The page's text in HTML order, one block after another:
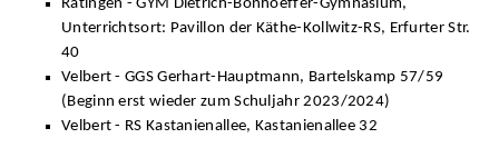
Ratingen - GYM Dietrich-Bonhoeffer-Gymnasium,
Unterrichtsort: Pavillon der Käthe-Kollwitz-RS, Erfurter Str.
40
Velbert - GGS Gerhart-Hauptmann, Bartelskamp 57/59
(Beginn erst wieder zum Schuljahr 2023/2024)
Velbert - RS Kastanienallee, Kastanienallee 32